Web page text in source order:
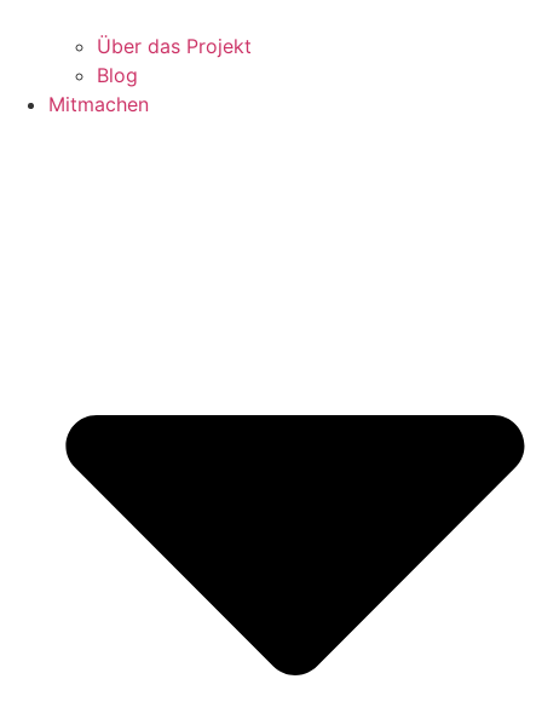
Über das Projekt
Blog
Mitmachen